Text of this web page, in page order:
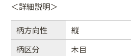
＜詳細説明＞
柄方向性
縦
柄区分
木目